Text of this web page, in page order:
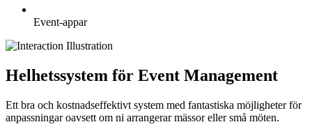
Event-appar
Helhetssystem för Event Management
Ett bra och kostnadseffektivt system med fantastiska möjligheter för
anpassningar oavsett om ni arrangerar mässor eller små möten.